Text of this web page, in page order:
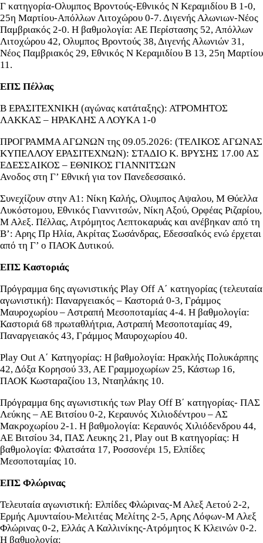
Γ κατηγορία-Ολυμπος Βροντούς-Εθνικός Ν Κεραμιδίου Β 1-0,
25η Μαρτίου-Απόλλων Λιτοχώρου 0-7. Διγενής Αλωνιων-Νέος
Παμβριακός 2-0. Η βαθμολογία: ΑΕ Περίστασης 52, Απόλλων
Λιτοχώρου 42, Ολυμπος Βροντούς 38, Διγενής Αλωνιών 31,
Νέος Παμβριακός 29, Εθνικός Ν Κεραμιδίου Β 13, 25η Μαρτίου
11.
ΕΠΣ Πέλλας
Β ΕΡΑΣΙΤΕΧΝΙΚΗ (αγώνας κατάταξης): ΑΤΡΟΜΗΤΟΣ
ΛΑΚΚΑΣ – ΗΡΑΚΛΗΣ Α ΛΟΥΚΑ 1-0
ΠΡΟΓΡΑΜΜΑ ΑΓΩΝΩΝ της 09.05.2026: (ΤΕΛΙΚΟΣ ΑΓΩΝΑΣ
ΚΥΠΕΛΛΟΥ ΕΡΑΣΙΤΕΧΝΩΝ): ΣΤΑΔΙΟ Κ. ΒΡΥΣΗΣ 17.00 ΑΣ
ΕΔΕΣΣΑΙΚΟΣ – ΕΘΝΙΚΟΣ ΓΙΑΝΝΙΤΣΩΝ
Ανοδος στη Γ’ Εθνική για τον Πανεδεσσαικό.
Συνεχίζουν στην Α1: Νίκη Καλής, Ολυμπος Αψαλου, Μ Θύελλα
Λυκόστομου, Εθνικός Γιαννιτσών, Νίκη Αξού, Ορφέας Ριζαρίου,
Μ Αλεξ. Πέλλας, Ατρόμητος Λεπτοκαρυάς και ανέβηκαν από τη
Β’: Αρης Πρ Ηλία, Ακρίτας Σωσάνδρας, Εδεσσαΐκός ενώ έρχεται
από τη Γ’ ο ΠΑΟΚ Δυτικού.
ΕΠΣ Καστοριάς
Πρόγραμμα 6ης αγωνιστικής Play Off Α΄ κατηγορίας (τελευταία
αγωνιστική): Παναργειακός – Καστοριά 0-3, Γράμμος
Μαυροχωρίου – Αστραπή Μεσοποταμίας 4-4. Η βαθμολογία:
Καστοριά 68 πρωταθλήτρια, Αστραπή Μεσοποταμίας 49,
Παναργειακός 43, Γράμμος Μαυροχωρίου 40.
Play Out Α΄ Κατηγορίας: Η βαθμολογία: Ηρακλής Πολυκάρπης
42, Δόξα Κορησού 33, ΑΕ Γραμμοχωρίων 25, Κάστωρ 16,
ΠΑΟΚ Κωσταραζίου 13, Νταηλάκης 10.
Πρόγραμμα 6ης αγωνιστικής των Play Off Β΄ κατηγορίας- ΠΑΣ
Λεύκης – ΑΕ Βιτσίου 0-2, Κεραυνός Χιλιοδέντρου – ΑΣ
Μακροχωρίου 2-1. Η βαθμολογία: Κεραυνός Χιλιόδενδρου 44,
ΑΕ Βιτσίου 34, ΠΑΣ Λευκης 21, Play out Β κατηγορίας: Η
βαθμολογία: Φλατσάτα 17, Ροσσονέρι 15, Ελπίδες
Μεσοποταμίας 10.
ΕΠΣ Φλώρινας
Τελευταία αγωνιστική: Ελπίδες Φλώρινας-Μ Αλεξ Αετού 2-2,
Ερμής Αμυνταίου-Μελιτέας Μελίτης 2-5, Αρης Λόφων-Μ Αλεξ
Φλώρινας 0-2, Ελλάς Α Καλλινίκης-Ατρόμητος Κ Κλεινών 0-2.
Η βαθμολογία: